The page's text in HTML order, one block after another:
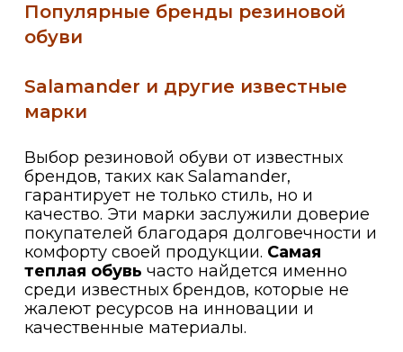
Популярные бренды резиновой
обуви
Salamander и другие известные
марки
Выбор резиновой обуви от известных
брендов, таких как Salamander,
гарантирует не только стиль, но и
качество. Эти марки заслужили доверие
покупателей благодаря долговечности и
комфорту своей продукции. Самая
теплая обувь часто найдется именно
среди известных брендов, которые не
жалеют ресурсов на инновации и
качественные материалы.